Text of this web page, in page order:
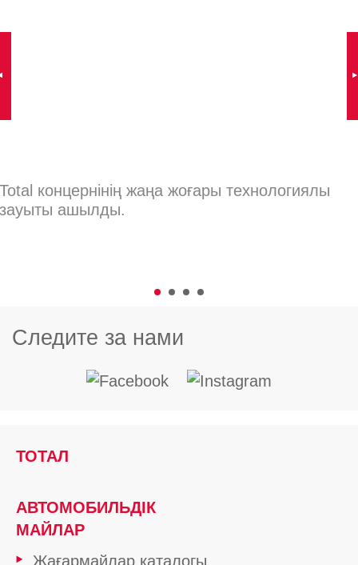
Total концернінің жаңа жоғары технологиялы
зауыты ашылды.
Следите за нами
ТОТАЛ
АВТОМОБИЛЬДІК
МАЙЛАР
Жағармайлар каталогы